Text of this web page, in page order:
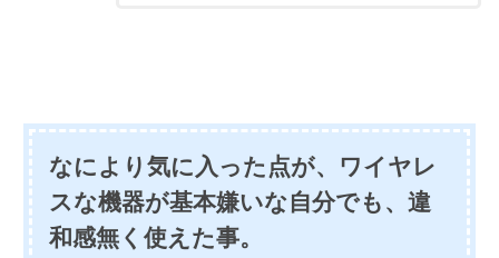
なにより気に入った点が、ワイヤレ
スな機器が基本嫌いな自分でも、違
和感無く使えた事。